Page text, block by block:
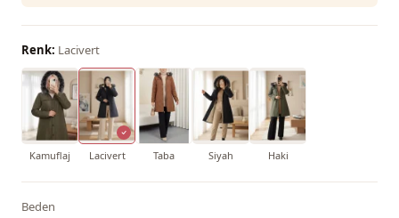
Renk: Lacivert
Kamuflaj Lacivert Taba Siyah Haki
Beden